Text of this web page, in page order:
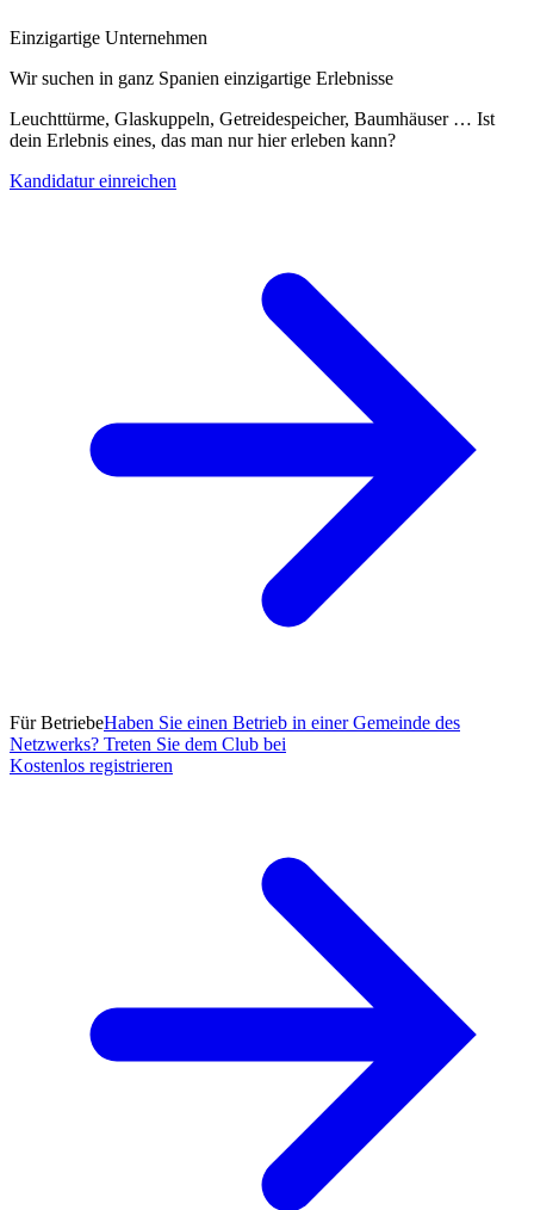
Einzigartige Unternehmen
Wir suchen in ganz Spanien einzigartige Erlebnisse
Leuchttürme, Glaskuppeln, Getreidespeicher, Baumhäuser … Ist
dein Erlebnis eines, das man nur hier erleben kann?
Kandidatur einreichen
Für BetriebeHaben Sie einen Betrieb in einer Gemeinde des
Netzwerks? Treten Sie dem Club bei
Kostenlos registrieren